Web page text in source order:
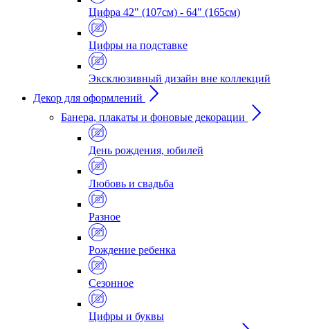
Цифра 42" (107см) - 64" (165см)
Цифры на подставке
Эксклюзивный дизайн вне коллекций
Декор для оформлений
Банера, плакаты и фоновые декорации
День рождения, юбилей
Любовь и свадьба
Разное
Рождение ребенка
Сезонное
Цифры и буквы